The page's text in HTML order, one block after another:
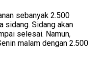
sebanyak 2.500
sidang. Sidang akan
selesai. Namun,
malam dengan 2.500